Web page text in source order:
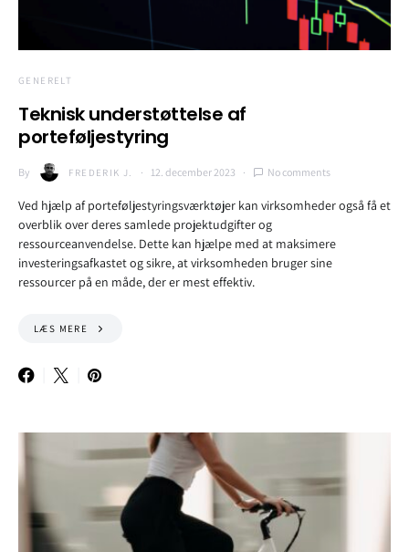
GENERELT
Teknisk understøttelse af
porteføljestyring
By FREDERIK J. 12. december 2023 No comments
Ved hjælp af porteføljestyringsværktøjer kan virksomheder også få et
overblik over deres samlede projektudgifter og
ressourceanvendelse. Dette kan hjælpe med at maksimere
investeringsafkastet og sikre, at virksomheden bruger sine
ressourcer på en måde, der er mest effektiv.
LÆS MERE